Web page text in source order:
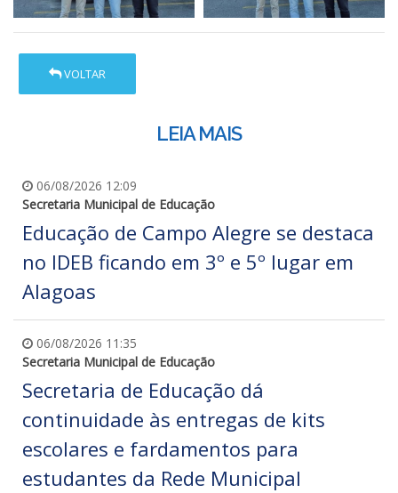
VOLTAR
LEIA MAIS
06/08/2026 12:09
Secretaria Municipal de Educação
Educação de Campo Alegre se destaca
no IDEB ficando em 3º e 5º lugar em
Alagoas
06/08/2026 11:35
Secretaria Municipal de Educação
Secretaria de Educação dá
continuidade às entregas de kits
escolares e fardamentos para
estudantes da Rede Municipal